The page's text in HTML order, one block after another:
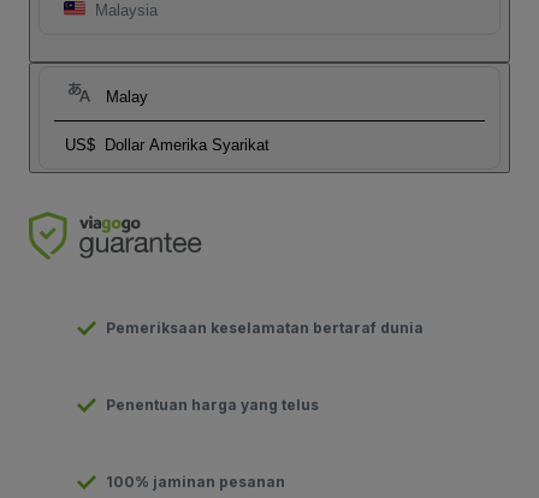
Malaysia
Malay
US$ Dollar Amerika Syarikat
Pemeriksaan keselamatan bertaraf dunia
Penentuan harga yang telus
100% jaminan pesanan